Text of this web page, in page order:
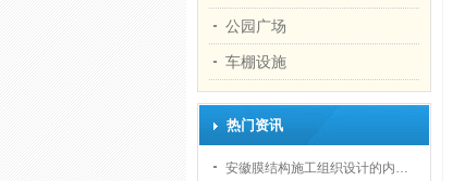
公园广场
车棚设施
热门资讯
安徽膜结构施工组织设计的内…